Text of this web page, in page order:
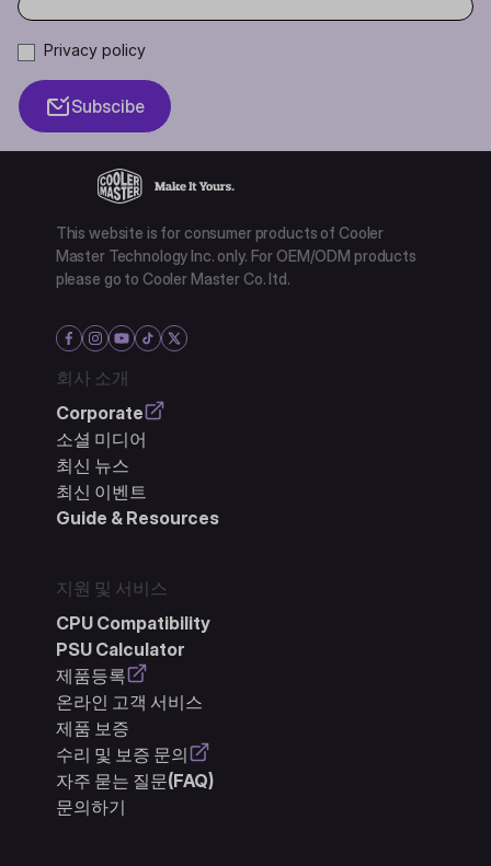
Privacy policy
Subscibe
This website is for consumer products of Cooler
Master Technology Inc. only. For OEM/ODM products
please go to Cooler Master Co. ltd.
회사 소개
Corporate
소셜 미디어
최신 뉴스
최신 이벤트
Guide & Resources
지원 및 서비스
CPU Compatibility
PSU Calculator
제품등록
온라인 고객 서비스
제품 보증
수리 및 보증 문의
자주 묻는 질문(FAQ)
문의하기